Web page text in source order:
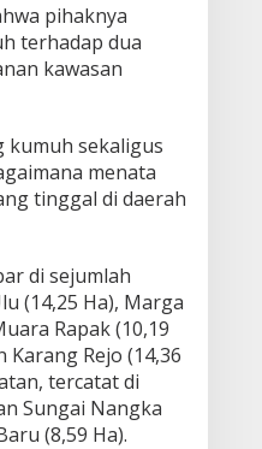
pihaknya
terhadap dua
kawasan
kumuh sekaligus
menata
tinggal di daerah
di sejumlah
(14,25 Ha), Marga
Rapak (10,19
Rejo (14,36
tercatat di
Sungai Nangka
(8,59 Ha).